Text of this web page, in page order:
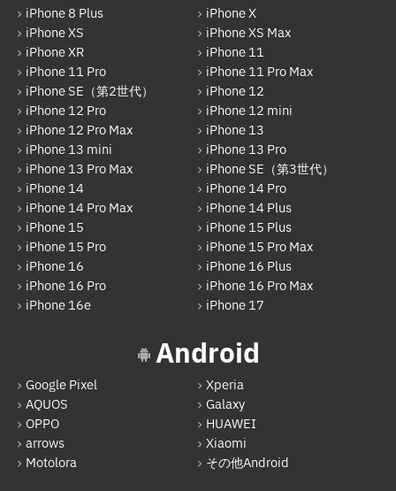
AppleWatch修理実績
AppleWatchバッテリー交換
AppleWatchフロントパネル交換修理
ガラケー修理実績
ガラケーバッテリー交換
iPhone 17
Android
Google Pixel
Xperia
AQUOS
Galaxy
OPPO
HUAWEI
arrows
Xiaomi
その他Android
iPad
iPad Pro 12.9インチ（第6世代）
iPhone 8 Plus
iPhone X
iPhone XS
iPhone XS Max
iPhone XR
iPhone 11
iPhone 11 Pro
iPhone 11 Pro Max
iPhone SE（第2世代）
iPhone 12
iPhone 12 Pro
iPhone 12 mini
iPhone 12 Pro Max
iPhone 13
iPhone 13 mini
iPhone 13 Pro
iPhone 13 Pro Max
iPhone SE（第3世代）
iPhone 14
iPhone 14 Pro
iPhone 14 Pro Max
iPhone 14 Plus
iPhone 15
iPhone 15 Plus
iPhone 15 Pro
iPhone 15 Pro Max
iPhone 16
iPhone 16 Plus
iPhone 16 Pro
iPhone 16 Pro Max
iPhone 16e
iPhone 17
Android
Google Pixel
Xperia
AQUOS
Galaxy
OPPO
HUAWEI
arrows
Xiaomi
Motolora
その他Android